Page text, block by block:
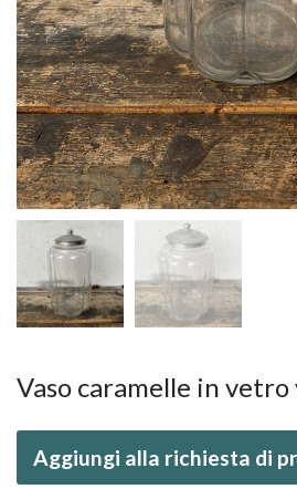
Vaso caramelle in
Aggiungi alla richiesta di